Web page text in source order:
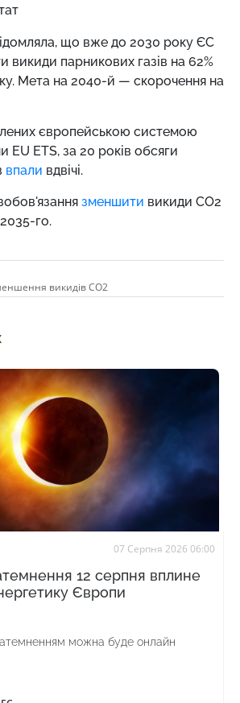
що вже до 2030 року ЄС
викиди парникових газів на 62%
Мета на 2040-й — скорочення на
європейською системою
EU ETS, за 20 років обсяги
впали вдвічі.
зменшити викиди СО2
го.
викидів СО2
07 Серпня 2026 06:00
12 серпня вплине
Європи
можна буде онлайн